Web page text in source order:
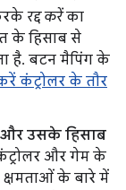
रद्द करेंका
के हिसाब से
है. बटन मैपिंग के
कंट्रोलर के तौर
और उसके हिसाब
और गेम के
के बारे में